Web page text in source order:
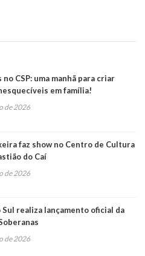
no CSP: uma manhã para criar
em família!
de 2026
faz show no Centro de Cultura
do Caí
de 2026
Sul realiza lançamento oficial da
de 2026